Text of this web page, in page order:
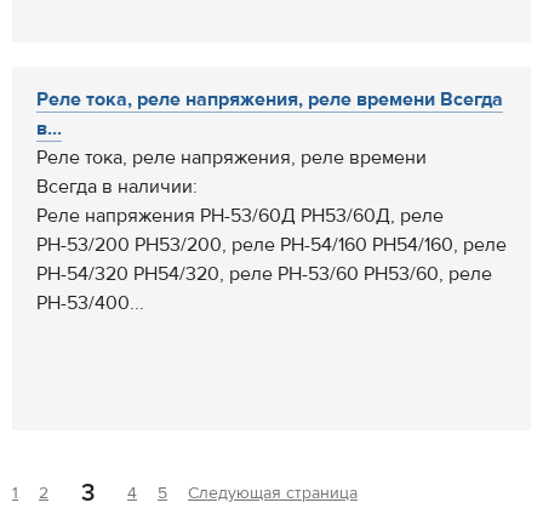
Реле тока, реле напряжения, реле времени Всегда
в...
Реле тока, реле напряжения, реле времени
Всегда в наличии:
Реле напряжения РН-53/60Д РН53/60Д, реле
РН-53/200 РН53/200, реле РН-54/160 РН54/160, реле
РН-54/320 РН54/320, реле РН-53/60 РН53/60, реле
РН-53/400...
1 2 3 4 5 Следующая страница